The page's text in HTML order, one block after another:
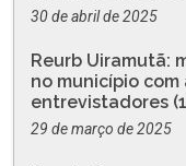
30 de abril de 2025
Reurb Uiramutã:
no município
entrevistadores
29 de março de 2025